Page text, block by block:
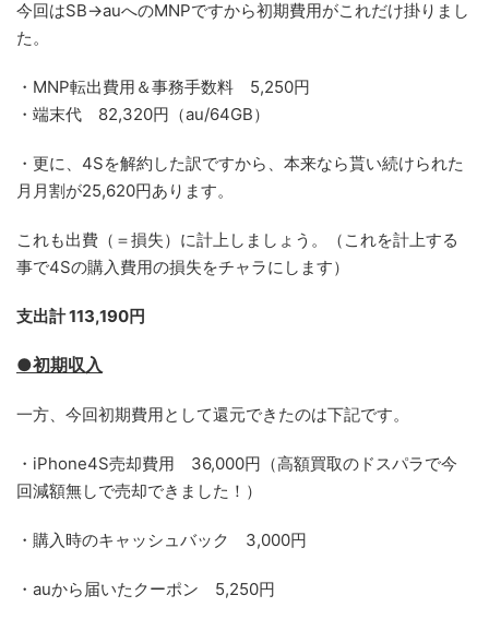
今回はSB→auへのMNPですから初期費用がこれだけ掛りまし
た。
・MNP転出費用＆事務手数料 5,250円
・端末代 82,320円（au/64GB）
・更に、4Sを解約した訳ですから、本来なら貰い続けられた
月月割が25,620円あります。
これも出費（＝損失）に計上しましょう。（これを計上する
事で4Sの購入費用の損失をチャラにします）
支出計 113,190円
●初期収入
一方、今回初期費用として還元できたのは下記です。
・iPhone4S売却費用 36,000円（高額買取のドスパラで今
回減額無しで売却できました！）
・購入時のキャッシュバック 3,000円
・auから届いたクーポン 5,250円